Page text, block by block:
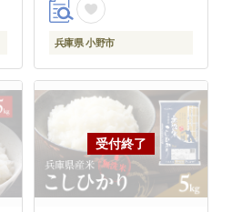
兵庫県 小野市